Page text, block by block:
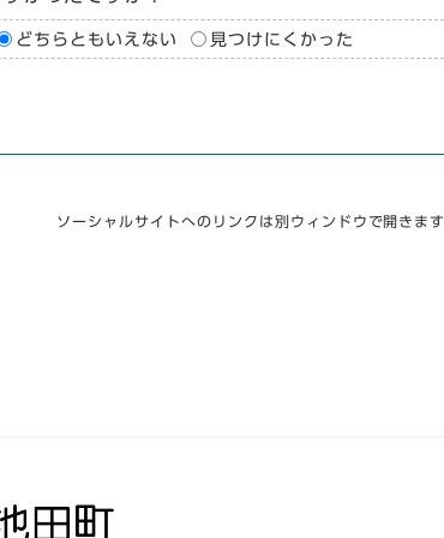
どちらともいえない 見つけにくかった
ソーシャルサイトへのリンクは別ウィンドウで開きます